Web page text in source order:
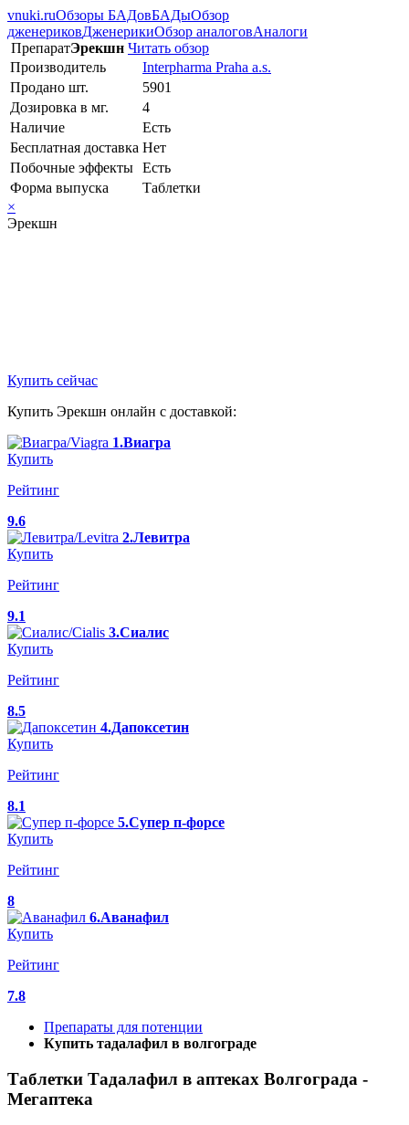
vnuki.ruОбзоры БАДовБАДыОбзор
дженериковДженерикиОбзор аналоговАналоги
ПрепаратЭрекшн Читать обзор
Производитель
Interpharma Praha a.s.
Продано шт.
5901
Дозировка в мг.
4
Наличие
Есть
Бесплатная доставка Нет
Побочные эффекты Есть
Форма выпуска
Таблетки
×
Эрекшн
Купить сейчас
Купить Эрекшн онлайн с доставкой:
1.Виагра
Купить
Рейтинг
9.6
2.Левитра
Купить
Рейтинг
9.1
3.Сиалис
Купить
Рейтинг
8.5
4.Дапоксетин
Купить
Рейтинг
8.1
5.Супер п-форсе
Купить
Рейтинг
8
6.Аванафил
Купить
Рейтинг
7.8
Препараты для потенции
Купить тадалафил в волгограде
Таблетки Тадалафил в аптеках Волгограда -
Мегаптека